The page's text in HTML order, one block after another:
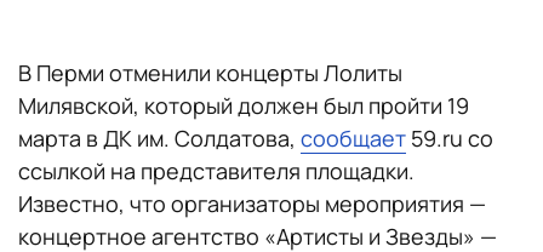
В Перми отменили концерты Лолиты
Милявской, который должен был пройти 19
марта в ДК им. Солдатова, сообщает 59.ru со
ссылкой на представителя площадки.
Известно, что организаторы мероприятия —
концертное агентство «Артисты и Звезды» —